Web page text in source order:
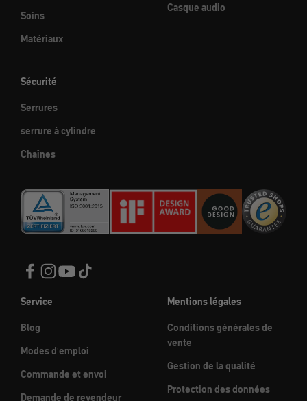
Soins
Matériaux
Casque audio
Sécurité
Serrures
serrure à cylindre
Chaînes
Service
Blog
Modes d'emploi
Commande et envoi
Demande de revendeur
Mentions légales
Conditions générales de
vente
Gestion de la qualité
Protection des données